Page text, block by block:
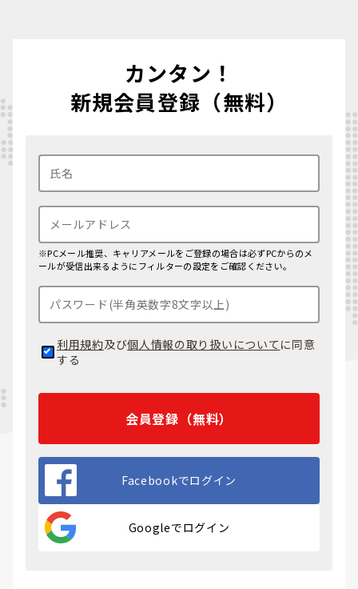
カンタン！
新規会員登録（無料）
※PCメール推奨、キャリアメールをご登録の場合は必ずPCからのメ
ールが受信出来るようにフィルターの設定をご確認ください。
利用規約及び個人情報の取り扱いについて に同意
する
会員登録（無料）
Facebookでログイン
Googleでログイン